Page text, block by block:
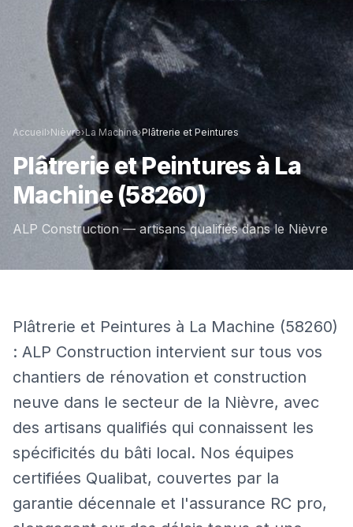
Accueil›Nièvre›La Machine›Plâtrerie et Peintures
Plâtrerie et Peintures à La
Machine(58260)
ALP Construction — artisans qualifiés dans le Nièvre
Plâtrerie et Peintures à La Machine (58260)
: ALP Construction intervient sur tous vos
chantiers de rénovation et construction
neuve dans le secteur de la Nièvre, avec
des artisans qualifiés qui connaissent les
spécificités du bâti local. Nos équipes
certifiées Qualibat, couvertes par la
garantie décennale et l'assurance RC pro,